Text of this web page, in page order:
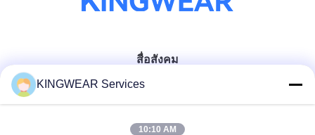
สื่อสังคม
ติดต่อเร็ว
KINGWEAR Services
10:10 AM